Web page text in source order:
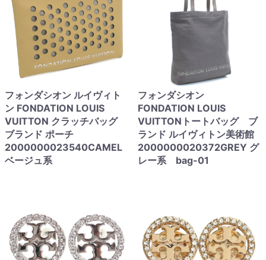
フォンダシオン ルイヴィト
ン FONDATION LOUIS
VUITTON クラッチバッグ
ブランド ポーチ
2000000023540CAMEL
ベージュ系
フォンダシオン
FONDATION LOUIS
VUITTONトートバッグ ブ
ランド ルイヴィトン美術館
2000000020372GREY グ
レー系 bag-01